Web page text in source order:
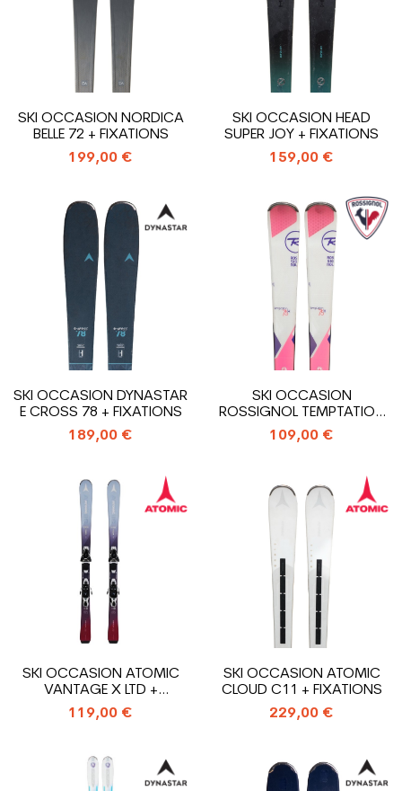
SKI OCCASION NORDICA
BELLE 72 + FIXATIONS
199,00 €
SKI OCCASION HEAD
SUPER JOY + FIXATIONS
159,00 €
SKI OCCASION DYNASTAR
E CROSS 78 + FIXATIONS
189,00 €
SKI OCCASION
ROSSIGNOL TEMPTATION
75X + FIXATIONS
109,00 €
SKI OCCASION ATOMIC
VANTAGE X LTD +
FIXATIONS
119,00 €
SKI OCCASION ATOMIC
CLOUD C11 + FIXATIONS
229,00 €